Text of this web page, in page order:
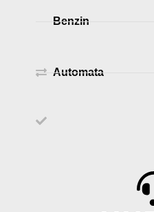
Benzin
Automata